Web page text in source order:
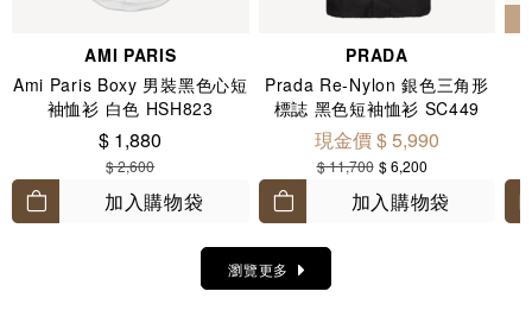
AMI PARIS
Ami Paris Boxy 男裝黑色心短
袖恤衫 白色 HSH823
$ 1,880
$ 2,600
加入購物袋
PRADA
Prada Re-Nylon 銀色三角形
標誌 黑色短袖恤衫 SC449
現金價 $ 5,990
$ 11,700 $ 6,200
加入購物袋
瀏覽更多